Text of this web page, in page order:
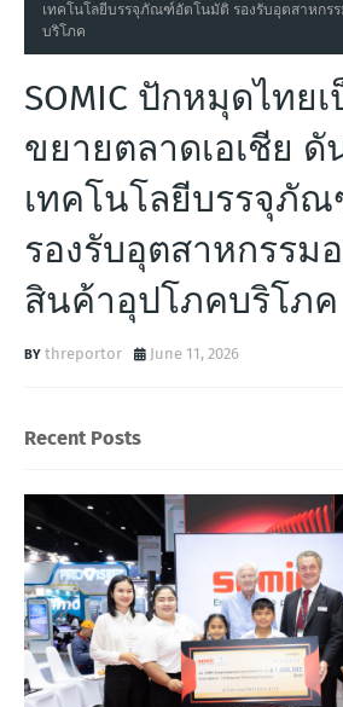
เทคโนโลยีบรรจุภัณฑ์อัตโนมัติ รองรับอุตสาหกร
บริโภค
SOMIC ปักหมุดไทย
ขยายตลาดเอเชีย ดั
เทคโนโลยีบรรจุภั
รองรับอุตสาหกรรม
สินค้าอุปโภคบริโภค
threportor June 11, 2026
Recent Posts